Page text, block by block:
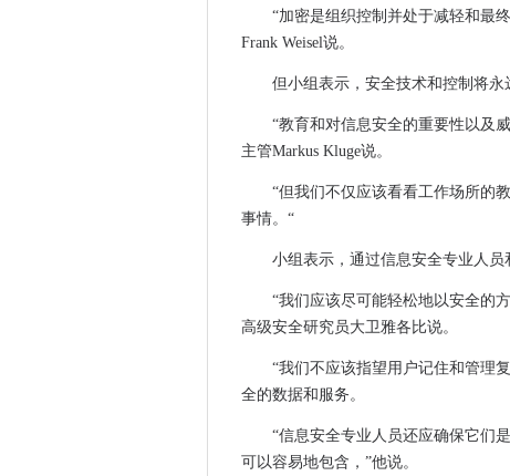
汇丰银行在线服务受到DDOS攻
开销审查：奥斯本为技术提升提
诺基亚和阿尔卡特朗讯庆祝蜜月
移动漫游收入在欧洲下降
高等教育学院为大学提供
阀门部署100Gbps端口以支持蒸
在新的AWS价格削减之后，微软
拒绝云的广告代理可以增强缩放
美国区律师要求访问加密智能手机
“加密是组织控制并处于减轻和最
Frank Weisel说。
但小组表示，安全技术和控制将永
“教育和对信息安全的重要性以及
主管Markus Kluge说。
“但我们不仅应该看看工作场所的
事情。“
小组表示，通过信息安全专业人员
“我们应该尽可能轻松地以安全的
高级安全研究员大卫雅各比说。
“我们不应该指望用户记住和管理
全的数据和服务。
“信息安全专业人员还应确保它们
可以容易地包含，”他说。